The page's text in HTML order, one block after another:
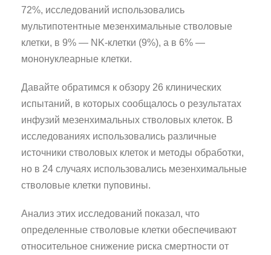
72%, исследований использовались
мультипотентные мезенхимальные стволовые
клетки, в 9% — NK-клетки (9%), а в 6% —
мононуклеарные клетки.
Давайте обратимся к обзору 26 клинических
испытаний, в которых сообщалось о результатах
инфузий мезенхимальных стволовых клеток. В
исследованиях использовались различные
источники стволовых клеток и методы обработки,
но в 24 случаях использовались мезенхимальные
стволовые клетки пуповины.
Анализ этих исследований показал, что
определенные стволовые клетки обеспечивают
относительное снижение риска смертности от